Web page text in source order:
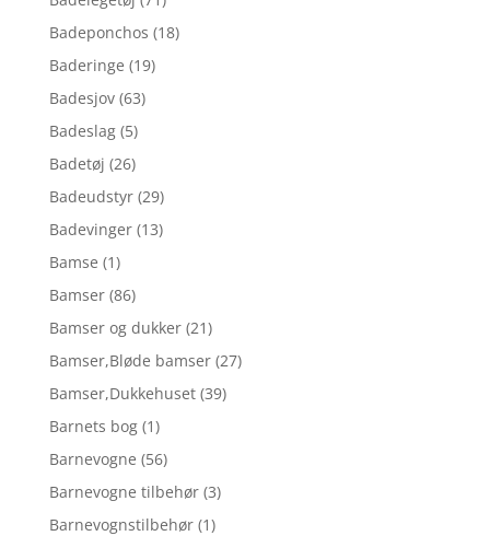
Badeponchos (18)
Baderinge (19)
Badesjov (63)
Badeslag (5)
Badetøj (26)
Badeudstyr (29)
Badevinger (13)
Bamse (1)
Bamser (86)
Bamser og dukker (21)
Bamser,Bløde bamser (27)
Bamser,Dukkehuset (39)
Barnets bog (1)
Barnevogne (56)
Barnevogne tilbehør (3)
Barnevognstilbehør (1)